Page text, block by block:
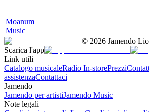
Moanum
Music
© 2026 Jamendo
Scarica l'app
Link utili
Catalogo musicaleRadio In-storePrezzi
assistenzaContattaci
Jamendo
Jamendo per artistiJamendo Music
Note legali